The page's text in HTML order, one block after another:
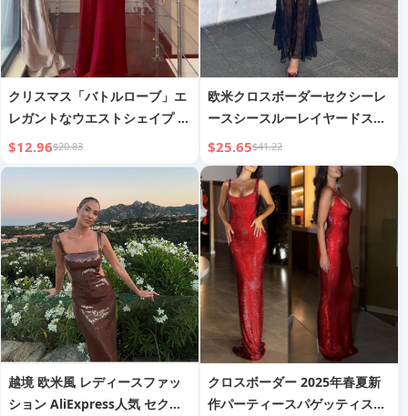
クリスマス「バトルローブ」エ
レガントなウエストシェイプ ス
ラミング ブラッシュド ドレス
のコーディネート
$12.96$20.83
欧米クロスボーダーセクシーレ
ースシースルーレイヤードスパ
ゲッティストラップロングドレ
ス
$25.65$41.22
越境 欧米風 レディースファッ
ション AliExpress人気 セクシ
クロスボーダー 2025年春夏新
作パーティースパゲッティスト